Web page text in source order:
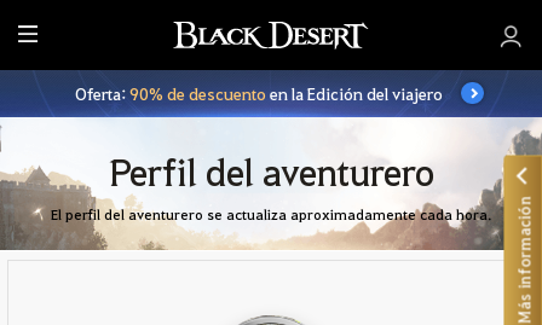
T
o
d
Oferta:90% de descuentoen la Edición del viajero
Perfil del aventurero
El perfil del aventurero se actualiza aproximadamente cada hora. Más información